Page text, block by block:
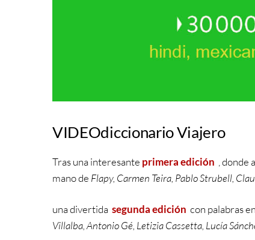
VIDEOdiccionario Viajero
Tras una interesante primera edición
donde
mano de Flapy, Carmen Teira, Pablo Strubell,
una divertida segunda edición con palabras
Villalba, Antonio Gé, Letizia Cassetta, Lucía